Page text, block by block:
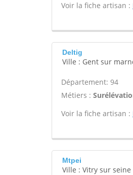
Voir la fiche artisan :
Deltig
Ville : Gent sur
Département: 94
Métiers :
Voir la fiche artisan :
Mtpei
Ville : Vitry sur seine